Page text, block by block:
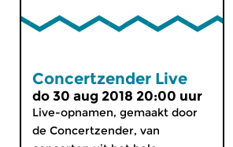
Concertzender Live
do 30 aug 2018 20:00 uur
Live-opnamen, gemaakt door
de Concertzender, van